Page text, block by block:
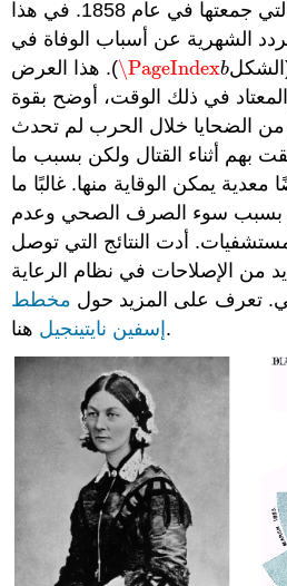
نشر تحليلها للبيانات التي جمعتها في عام 1858. في هذا
الشهرية عن أسباب الوفاة في
\PageIndexb
\PageIndexb
). هذا العرض
في ذلك الوقت، أوضح بقوة
من الضحايا خلال الحرب لم تحدث
بهم أثناء القتال ولكن بسبب ما
معدية يمكن الوقاية منها. غالبًا ما
بسبب سوء الصرف الصحي وعدم
أدت النتائج التي توصل
من الإصلاحات في نظام الرعاية
تعرف على المزيد حول مخطط
إسفين نايتينجيلهنا.